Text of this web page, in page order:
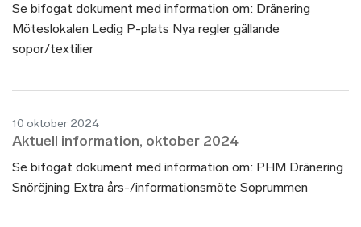
Se bifogat dokument med information om: Dränering
Möteslokalen Ledig P-plats Nya regler gällande
sopor/textilier
10 oktober 2024
Aktuell information, oktober 2024
Se bifogat dokument med information om: PHM Dränering
Snöröjning Extra års-/informationsmöte Soprummen